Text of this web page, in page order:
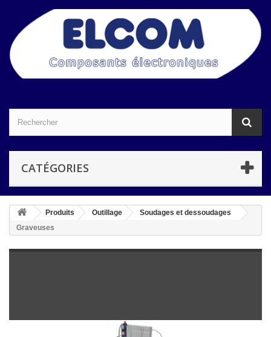
CATÉGORIES
Produits Outillage
Soudages et dessoudages
Graveuses